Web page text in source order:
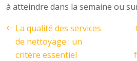
à atteindre dans la semaine ou
La qualité des services
de nettoyage : un
critère essentiel